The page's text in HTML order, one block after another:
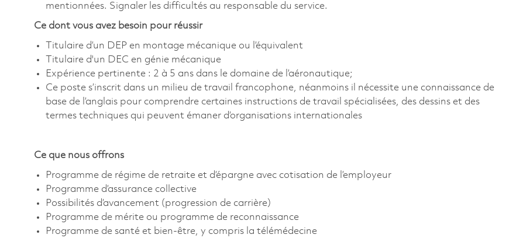
mentionnées. Signaler les difficultés au responsable du service.
Ce dont vous avez besoin pour réussir
Titulaire d’un DEP en montage mécanique ou l’équivalent
Titulaire d'un DEC en génie mécanique
Expérience pertinente : 2 à 5 ans dans le domaine de l’aéronautique;
Ce poste s’inscrit dans un milieu de travail francophone, néanmoins il nécessite une connaissance de
base de l’anglais pour comprendre certaines instructions de travail spécialisées, des dessins et des
termes techniques qui peuvent émaner d’organisations internationales
Ce que nous offrons
Programme de régime de retraite et d’épargne avec cotisation de l’employeur
Programme d’assurance collective
Possibilités d’avancement (progression de carrière)
Programme de mérite ou programme de reconnaissance
Programme de santé et bien-être, y compris la télémédecine